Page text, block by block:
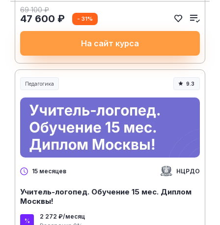
69 100 ₽
47 600 ₽ - 31%
На сайт курса
Педагогика
Образование и педагогика
9.3
15 месяцев НЦРДО
Учитель-логопед. Обучение 15 мес. Диплом
Москвы!
2 272 ₽/месяц